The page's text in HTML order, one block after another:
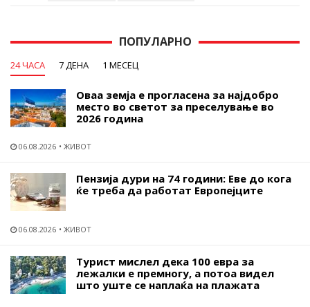
ПОПУЛАРНО
24 ЧАСА 7 ДЕНА 1 МЕСЕЦ
Оваа земја е прогласена за најдобро
место во светот за преселување во
2026 година
06.08.2026 ЖИВОТ
Пензија дури на 74 години: Еве до кога
ќе треба да работат Европејците
06.08.2026 ЖИВОТ
Турист мислел дека 100 евра за
лежалки е премногу, а потоа видел
што уште се наплаќа на плажата